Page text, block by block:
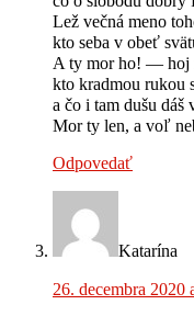
Lež večná meno
kto seba v obeť
A ty mor ho! — hoj
kto kradmou rukou
a čo i tam dušu
Mor ty len, a voľ
Odpovedať
Katarína
26. decembra 2020